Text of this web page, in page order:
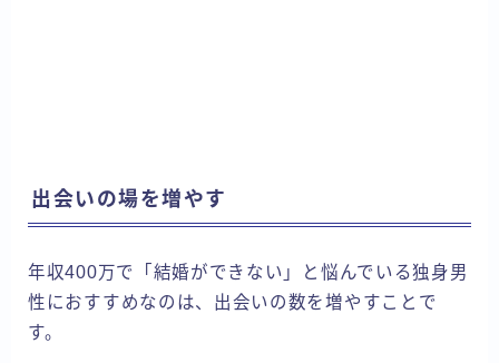
出会いの場を増やす
年収400万で「結婚ができない」と悩んでいる独身男
性におすすめなのは、出会いの数を増やすことで
す。